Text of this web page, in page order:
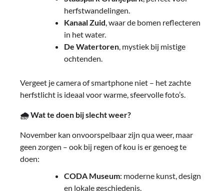
herfstwandelingen.
Kanaal Zuid, waar de bomen reflecteren
in het water.
De Watertoren, mystiek bij mistige
ochtenden.
Vergeet je camera of smartphone niet – het zachte
herfstlicht is ideaal voor warme, sfeervolle foto’s.
🌧Wat te doen bij slecht weer?
November kan onvoorspelbaar zijn qua weer, maar
geen zorgen – ook bij regen of kou is er genoeg te
doen:
CODA Museum: moderne kunst, design
en lokale geschiedenis.